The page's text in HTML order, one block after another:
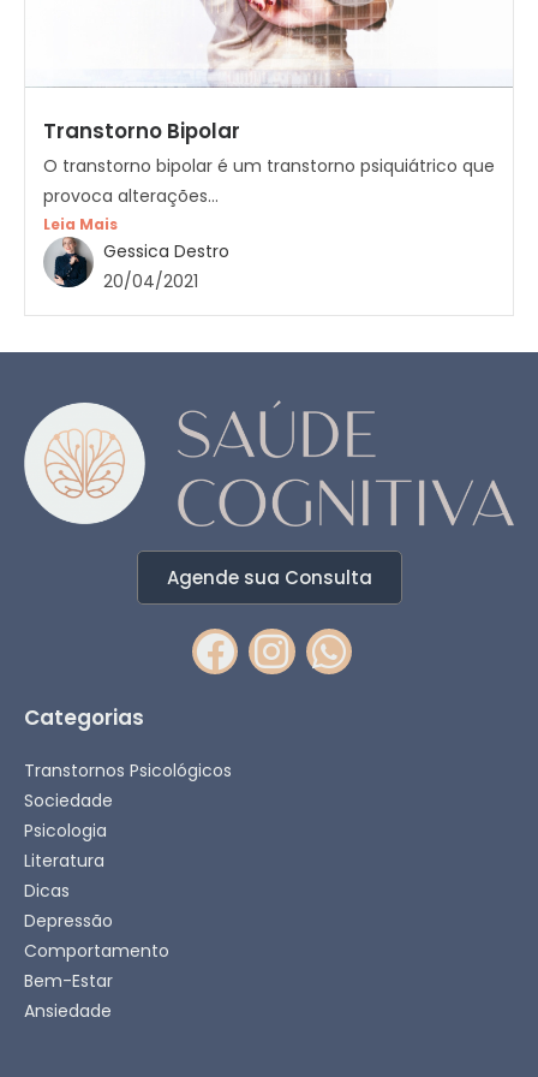
Transtorno Bipolar
O transtorno bipolar é um transtorno psiquiátrico que
provoca alterações...
Leia Mais
Gessica Destro
20/04/2021
Agende sua Consulta
Categorias
Transtornos Psicológicos
Sociedade
Psicologia
Literatura
Dicas
Depressão
Comportamento
Bem-Estar
Ansiedade